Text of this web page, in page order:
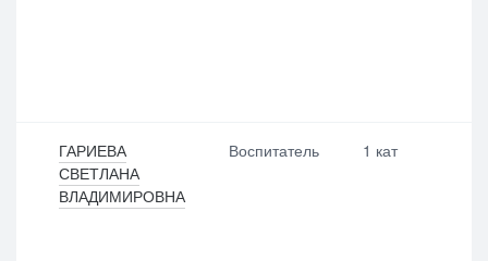
ГАРИЕВА
СВЕТЛАНА
ВЛАДИМИРОВНА
Воспитатель 1 кат